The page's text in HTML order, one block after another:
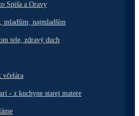
Spiša a Oravy
mladším, najmladším
tele, zdravý duch
včelára
- z kuchyne starej matere